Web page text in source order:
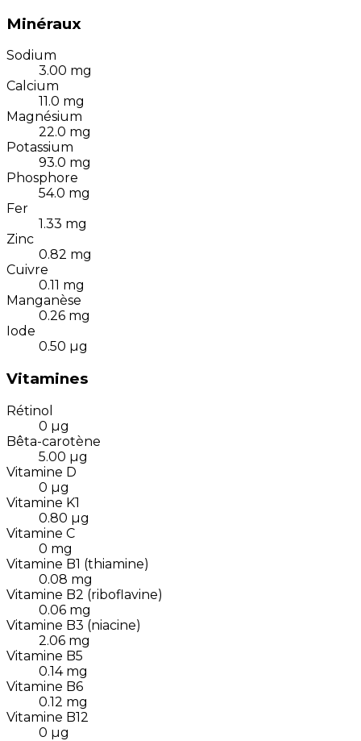
Minéraux
Sodium
3.00 mg
Calcium
11.0 mg
Magnésium
22.0 mg
Potassium
93.0 mg
Phosphore
54.0 mg
Fer
1.33 mg
Zinc
0.82 mg
Cuivre
0.11 mg
Manganèse
0.26 mg
Iode
0.50 µg
Vitamines
Rétinol
0 µg
Bêta-carotène
5.00 µg
Vitamine D
0 µg
Vitamine K1
0.80 µg
Vitamine C
0 mg
Vitamine B1 (thiamine)
0.08 mg
Vitamine B2 (riboflavine)
0.06 mg
Vitamine B3 (niacine)
2.06 mg
Vitamine B5
0.14 mg
Vitamine B6
0.12 mg
Vitamine B12
0 µg